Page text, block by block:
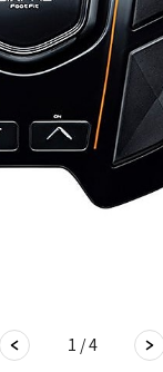
1 / 4